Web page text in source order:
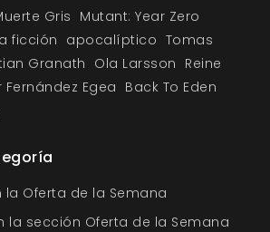
Gris Mutant: Year Zero
ficción apocalíptico Tomas
Granath Ola Larsson Reine
Fernández Egea Back To Eden
la Oferta de la Semana
la sección Oferta de la Semana